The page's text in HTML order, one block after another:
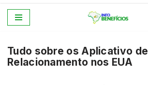
o
conteúdo
Tudo sobre os Aplicativo de
Relacionamento nos EUA